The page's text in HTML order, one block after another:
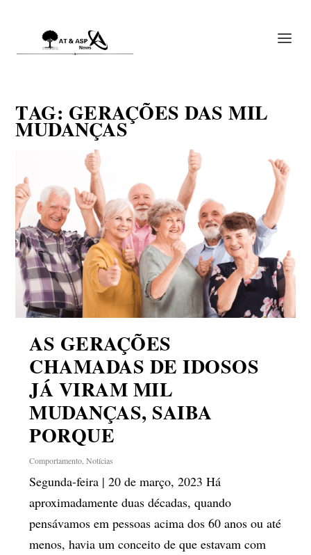
TAG: GERAÇÕES DAS MIL
MUDANÇAS
AS GERAÇÕES
CHAMADAS DE IDOSOS
JÁ VIRAM MIL
MUDANÇAS, SAIBA
PORQUE
Comportamento ,Notícias
Segunda-feira | 20 de março, 2023 Há
aproximadamente duas décadas, quando
pensávamos em pessoas acima dos 60 anos ou até
menos, havia um conceito de que estavam com